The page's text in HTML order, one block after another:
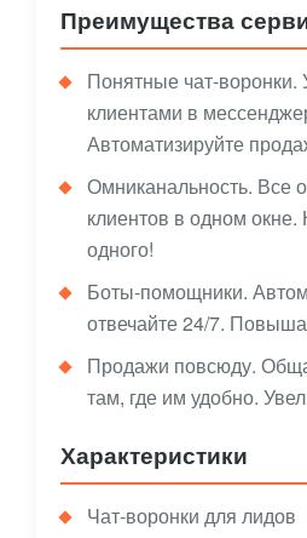
Преимущества
Понятные чат-воронки.
клиентами в
Автоматизируйте
Омниканальность. Все
клиентов в одном окне.
одного!
Боты-помощники.
отвечайте 24/7.
Продажи повсюду.
там, где им удобно.
Характеристики
Чат-воронки для лидов